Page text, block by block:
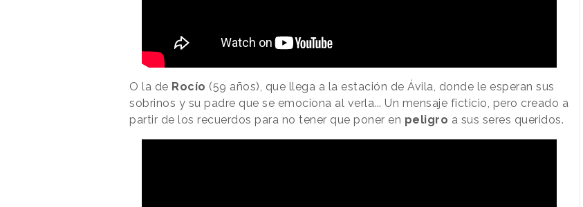
O la de Rocío (59 años), que llega a la estación de Ávila, donde le esperan sus
sobrinos y su padre que se emociona al verla... Un mensaje ficticio, pero creado a
partir de los recuerdos para no tener que poner en peligro a sus seres queridos.